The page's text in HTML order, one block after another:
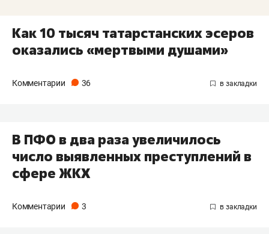
Как 10 тысяч татарстанских эсеров
оказались «мертвыми душами»
Комментарии 36
В ПФО в два раза увеличилось
число выявленных преступлений в
сфере ЖКХ
Комментарии 3